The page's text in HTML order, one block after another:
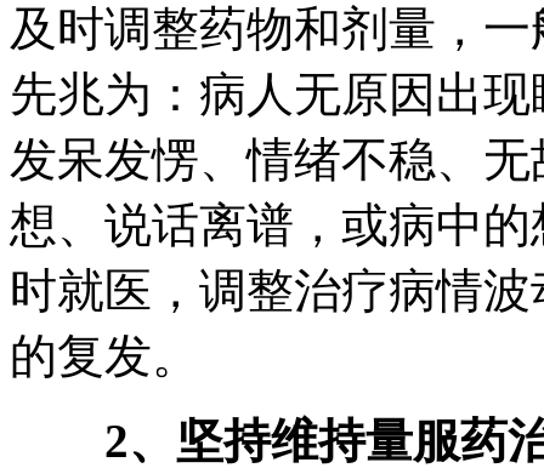
及时调整药物和剂量，
先兆为：病人无原因出
发呆发愣、情绪不稳、
想、说话离谱，或病中
时就医，调整治疗病情
的复发。
2、坚持维持量服药治